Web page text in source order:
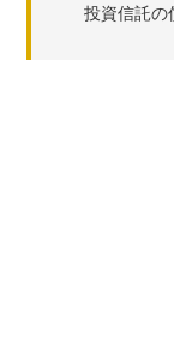
投資信託の